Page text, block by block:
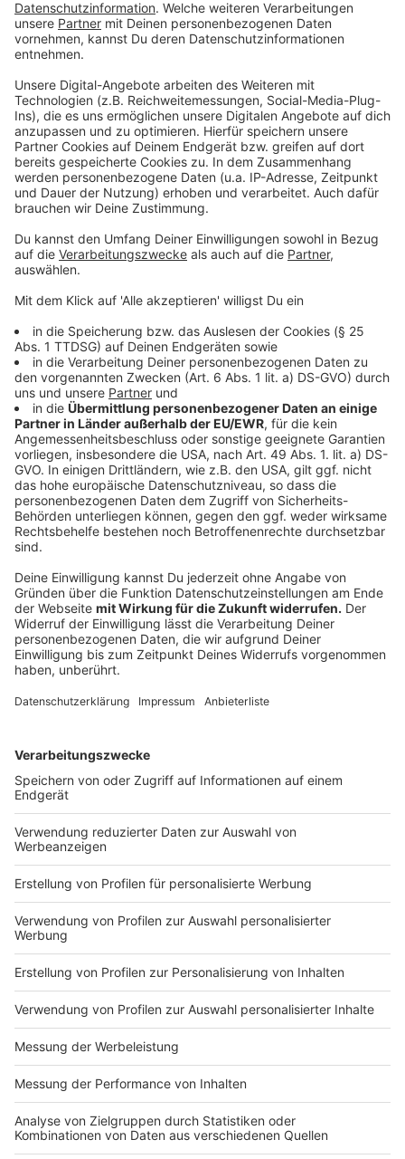
im Freien trocknen.
Teppiche und Polster regelmäßig saugen (evtl.
Staubsauger mit Pollenfilter anschaffen), Böden
feucht wischen.
Autofenster beim Fahren geschlossen halten.
Gegebenenfalls einen speziellen Pollenfilter
einsetzen.
Anzeige
Pollenflug 2023 - das ist der Kalender
Anzeige
Manch einer weiß gar nicht, weswegen gerade die
Nase läuft oder die Augen rot werden. Daher gibt es -
nicht nur für Betroffene selbst - für jedes Jahr einen
Pollenflugkalender, der aufzeigt, welche Pollen aktuell
in den verschiedenen Monaten durch die Luft fliegen.
Den Anfang machen üblicherweise die Hasel und Erle.
Kurz danach startet die Pollenflugsaison der Birke - bis
im späten Frühling auch die Gräser anfangen, zu blühen.
©Hexal/Wetter Online
Anzeige
Pollenflugsaison sich also bis weit in den Sommer
hinein zieht. Manch Allergiker hat daher über das
gesamte Jahr verteilt mit Pollen zu kämpfen, andere
sind nach nur ein paar Monaten durch. Wer betroffen
ist, weiß nach ein paar Jahren eigentlich ziemlich
exakt, wann es für die Person beginnt und wann es
auch wieder endet. Dass sich neue Allergien
hinzuentwickeln ist eher unwahrscheinlich, aber nie zu
100 Prozent auszuschließen. Genauso wie die
Tatsache, dass man im Alter nicht doch noch
bestimmte Allergien entwickelt, nachdem man
eigentlich jahrzehntelang gar nichts damit zu tun
hatte.
Autor: Joachim Schultheis
Anzeige